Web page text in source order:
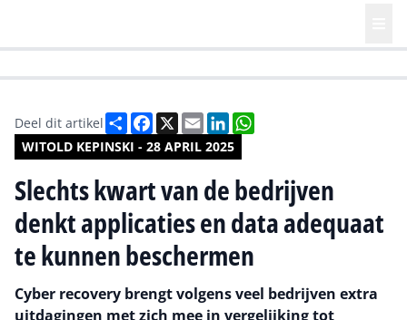
WITOLD KEPINSKI - 28 APRIL 2025
Deel dit artikel DeelFacebook
X EmailLinkedIn
Slechts kwart van de bedrijven
denkt applicaties en data adequaat
te kunnen beschermen
Cyber recovery brengt volgens veel bedrijven extra
uitdagingen met zich mee in vergelijking tot